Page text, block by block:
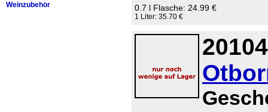
Weinzubehör
0.7 l Flasche: 24.99 €
1 Liter: 35.70 €